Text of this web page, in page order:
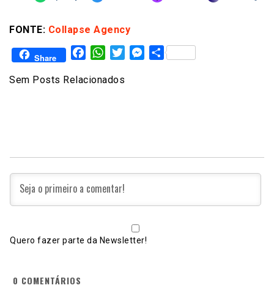
FONTE: Collapse Agency
Share FacebookWhatsAppTwitterMessenger
Share
Sem Posts Relacionados
Quero fazer parte da Newsletter!
0 COMENTÁRIOS